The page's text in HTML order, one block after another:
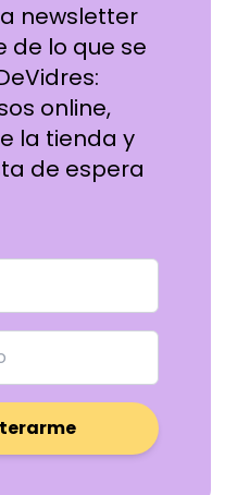
newsletter
de lo que se
online,
la tienda y
de espera